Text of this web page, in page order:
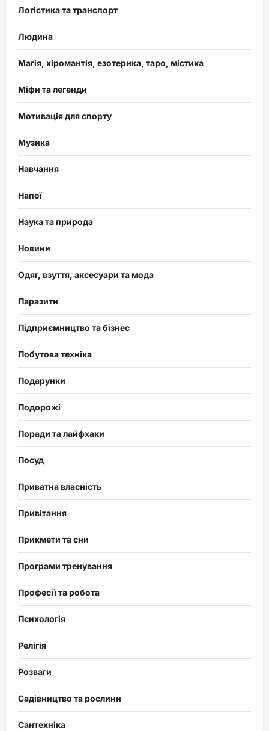
Логістика та транспорт
Людина
Магія, хіромантія, езотерика, таро, містика
Міфи та легенди
Мотивація для спорту
Музика
Навчання
Напої
Наука та природа
Новини
Одяг, взуття, аксесуари та мода
Паразити
Підприємництво та бізнес
Побутова техніка
Подарунки
Подорожі
Поради та лайфхаки
Посуд
Приватна власність
Привітання
Прикмети та сни
Програми тренування
Професії та робота
Психологія
Релігія
Розваги
Садівництво та рослини
Сантехніка